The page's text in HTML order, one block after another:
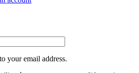
your email address.